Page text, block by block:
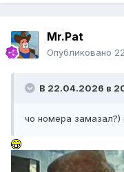
Mr.Pat
Опубликовано
В 22.04.2026 в
чо номера замазал?)